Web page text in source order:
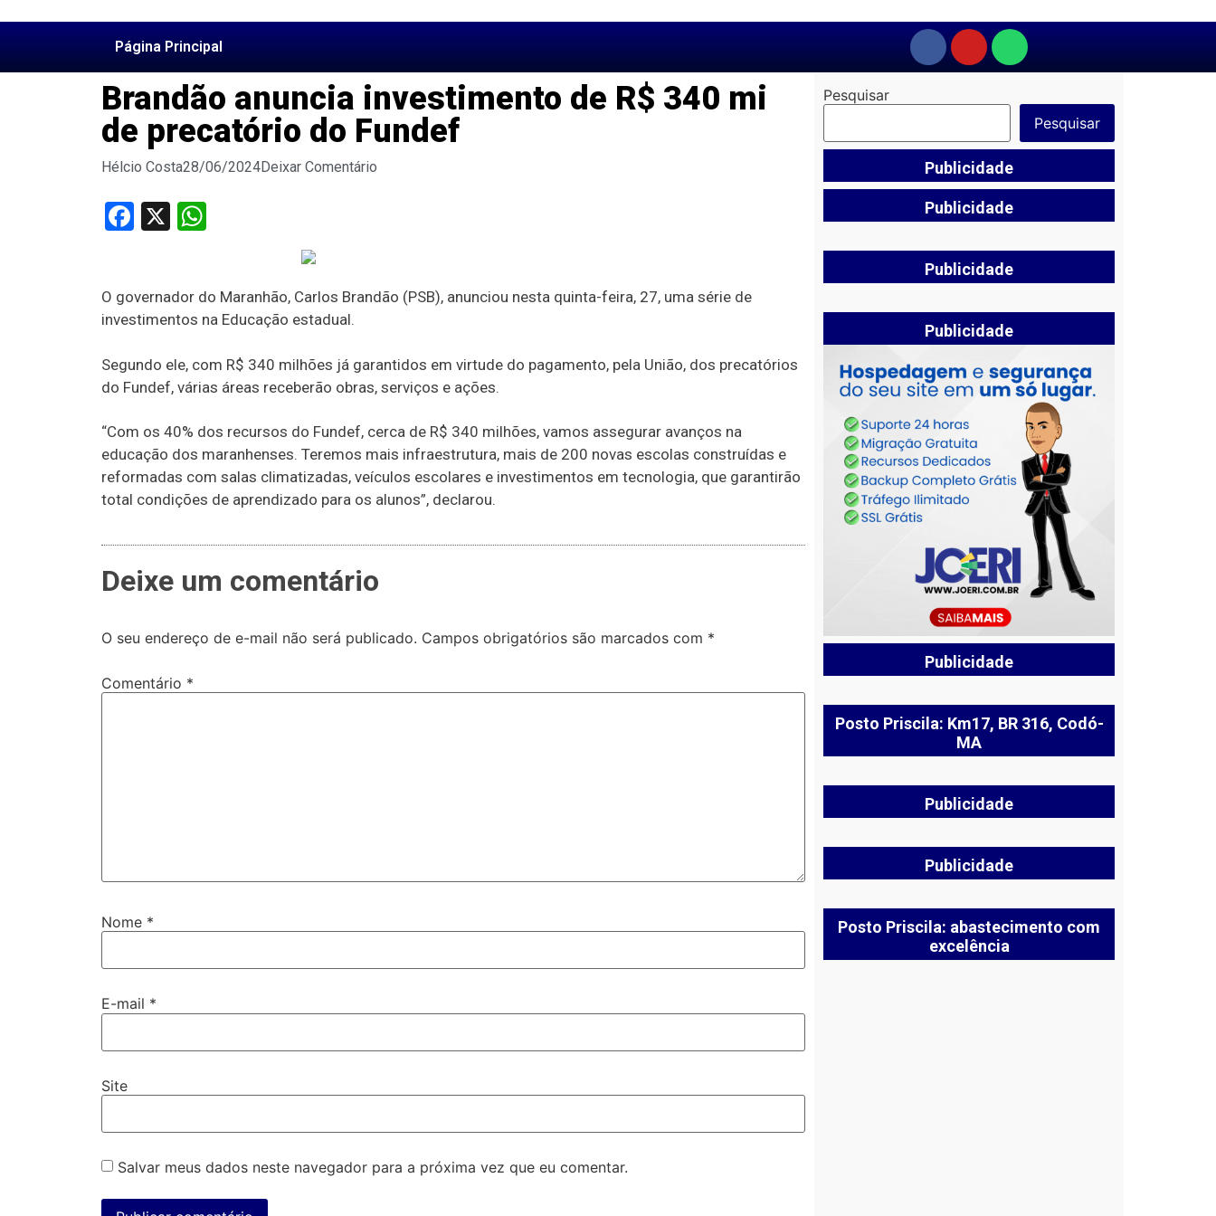
Página Principal
Brandão anuncia investimento de R$ 340 mi
de precatório do Fundef
Hélcio Costa28/06/2024Deixar Comentário
Facebook
X
O governador do Maranhão, Carlos Brandão (PSB), anunciou nesta quinta-feira, 27, uma série de
investimentos na Educação estadual.
Segundo ele, com R$ 340 milhões já garantidos em virtude do pagamento, pela União, dos precatórios
do Fundef, várias áreas receberão obras, serviços e ações.
“Com os 40% dos recursos do Fundef, cerca de R$ 340 milhões, vamos assegurar avanços na
educação dos maranhenses. Teremos mais infraestrutura, mais de 200 novas escolas construídas e
reformadas com salas climatizadas, veículos escolares e investimentos em tecnologia, que garantirão
total condições de aprendizado para os alunos”, declarou.
Deixe um comentário
O seu endereço de e-mail não será publicado. Campos obrigatórios são marcados com *
Comentário *
Nome *
E-mail *
Site
Salvar meus dados neste navegador para a próxima vez que eu comentar.
Pesquisar
Pesquisar
Publicidade
Publicidade
Publicidade
Publicidade
Publicidade
Posto Priscila: Km17, BR 316, Codó-
MA
Publicidade
Publicidade
Posto Priscila: abastecimento com
excelência